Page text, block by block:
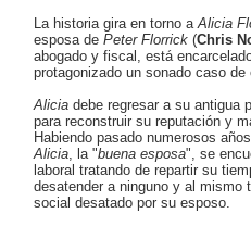
La historia gira en torno aAlicia
esposa de Peter Florrick (Chris
abogado y fiscal, está
protagonizado un sonado caso
Alicia debe regresar a su antigua
para reconstruir su reputación y
Habiendo pasado numerosos
Alicia, la "buena esposa", se
laboral tratando de repartir su
desatender a ninguno y al mismo
social desatado por su esposo.